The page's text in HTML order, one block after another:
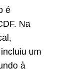
é
Na
um
à